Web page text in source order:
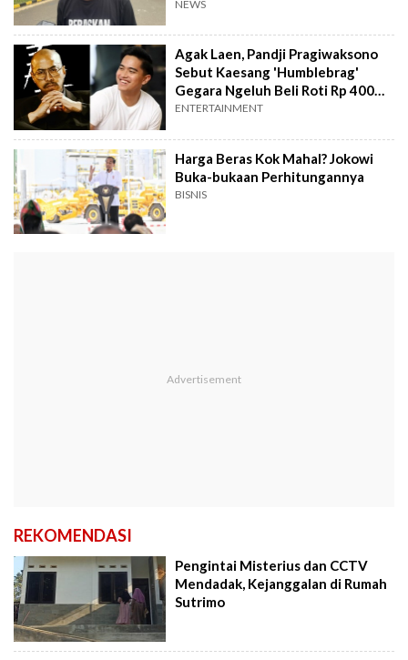
Prinsip Pacta Sunt Servanda
NEWS
Agak Laen, Pandji Pragiwaksono
Sebut Kaesang 'Humblebrag'
Gegara Ngeluh Beli Roti Rp 400
Ribu
ENTERTAINMENT
Harga Beras Kok Mahal? Jokowi
Buka-bukaan Perhitungannya
BISNIS
REKOMENDASI
Pengintai Misterius dan CCTV
Mendadak, Kejanggalan di Rumah
Sutrimo